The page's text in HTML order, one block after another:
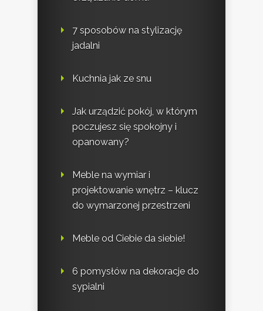
7 sposobów na stylizację
jadalni
Kuchnia jak ze snu
Jak urządzić pokój, w którym
poczujesz się spokojny i
opanowany?
Meble na wymiar i
projektowanie wnętrz – klucz
do wymarzonej przestrzeni
Meble od Ciebie da siebie!
6 pomysłów na dekoracje do
sypialni